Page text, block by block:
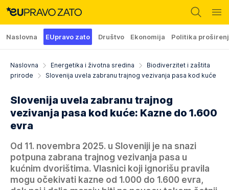
Naslovna EUpravo zato Društvo Ekonomija Politika
Naslovna Energetika i životna sredina
Biodiverzitet i zaštita
prirode
Slovenija uvela zabranu trajnog vezivanja pasa kod kuće
Slovenija uvela zabranu trajnog
vezivanja pasa kod kuće: Kazne do 1.600
evra
Od 11. novembra 2025. u Sloveniji je na snazi
potpuna zabrana trajnog vezivanja pasa u
kućnim dvorištima. Vlasnici koji ignorišu pravila
mogu očekivati kazne od 1.000 do 1.600 evra,